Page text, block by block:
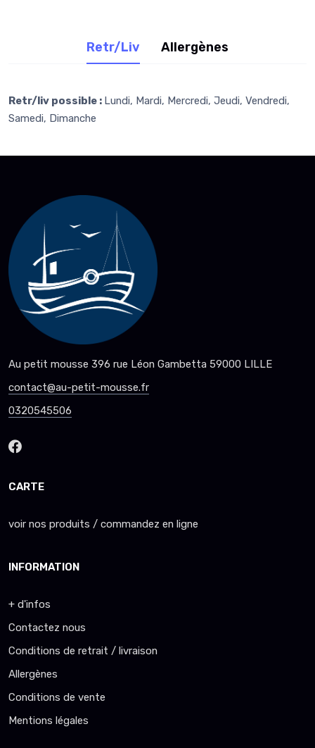
Retr/Liv Allergènes
Retr/liv possible : Lundi, Mardi, Mercredi, Jeudi, Vendredi,
Samedi, Dimanche
Au petit mousse 396 rue Léon Gambetta 59000 LILLE
contact@au-petit-mousse.fr
0320545506
CARTE
voir nos produits / commandez en ligne
INFORMATION
+ d'infos
Contactez nous
Conditions de retrait / livraison
Allergènes
Conditions de vente
Mentions légales